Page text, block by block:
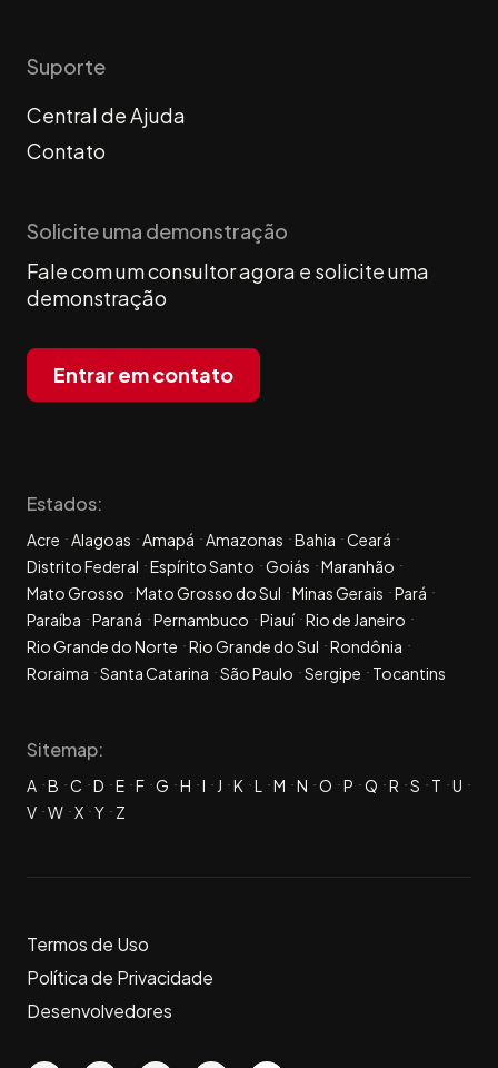
Suporte
Central de Ajuda
Contato
Solicite uma demonstração
Fale com um consultor agora e solicite uma
demonstração
Entrar em contato
Estados:
Acre Alagoas Amapá Amazonas Bahia
Ceará
Distrito Federal
Espírito Santo Goiás
Maranhão
Mato Grosso
Mato Grosso do Sul Minas Gerais
Pará
Paraíba
Paraná Pernambuco Piauí Rio de Janeiro
Rio Grande do Norte
Rio Grande do Sul
Rondônia
Roraima
Santa Catarina São Paulo Sergipe Tocantins
Sitemap:
A B C D E F G H I J K L M N O P Q R S T
U
V W X Y Z
Termos de Uso
Política de Privacidade
Desenvolvedores